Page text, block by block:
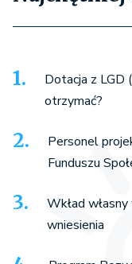
Dotacja z LGD
otrzymać?
Personel
Funduszu
Wkład
wniesienia